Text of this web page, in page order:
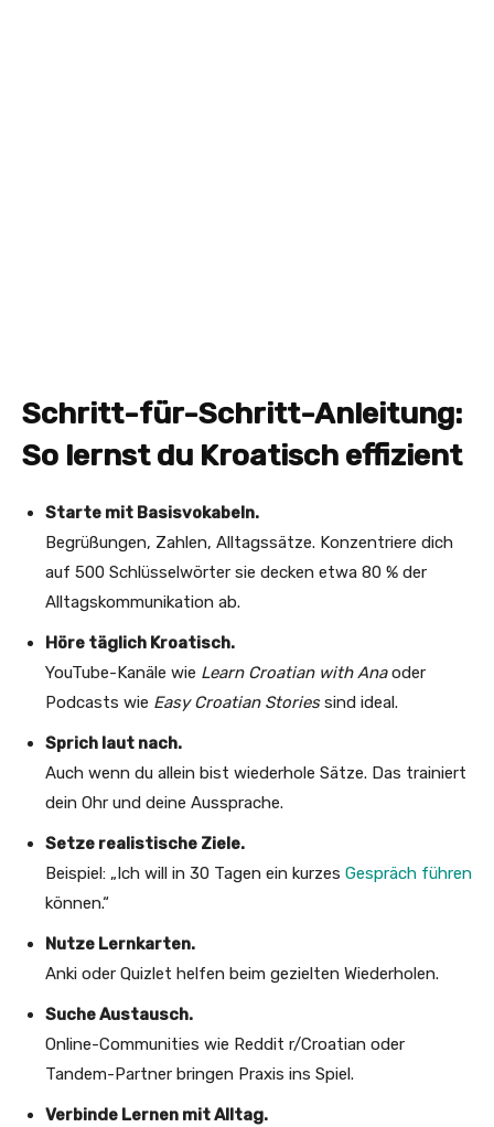
Schritt-für-Schritt-Anleitung:
So lernst du Kroatisch effizient
Starte mit Basisvokabeln.
Begrüßungen, Zahlen, Alltagssätze. Konzentriere dich
auf 500 Schlüsselwörter sie decken etwa 80 % der
Alltagskommunikation ab.
Höre täglich Kroatisch.
YouTube-Kanäle wie Learn Croatian with Anaoder
Podcasts wie Easy Croatian Storiessind ideal.
Sprich laut nach.
Auch wenn du allein bist wiederhole Sätze. Das trainiert
dein Ohr und deine Aussprache.
Setze realistische Ziele.
Beispiel: „Ich will in 30 Tagen ein kurzes Gespräch führen
können.“
Nutze Lernkarten.
Anki oder Quizlet helfen beim gezielten Wiederholen.
Suche Austausch.
Online-Communities wie Reddit r/Croatian oder
Tandem-Partner bringen Praxis ins Spiel.
Verbinde Lernen mit Alltag.